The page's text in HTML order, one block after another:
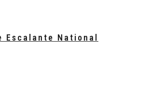
Escalante National